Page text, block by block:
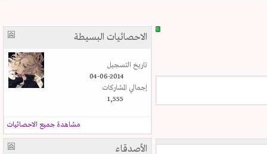
الاحصائيات البسيطة
تاريخ التسجيل
04-06-2014
إجمالي المشاركات
1,555
مشاهدة جميع الاحصائيات
الأصدقاء